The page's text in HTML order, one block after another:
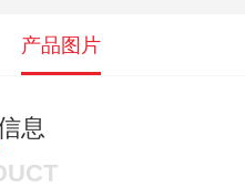
产品图片
息